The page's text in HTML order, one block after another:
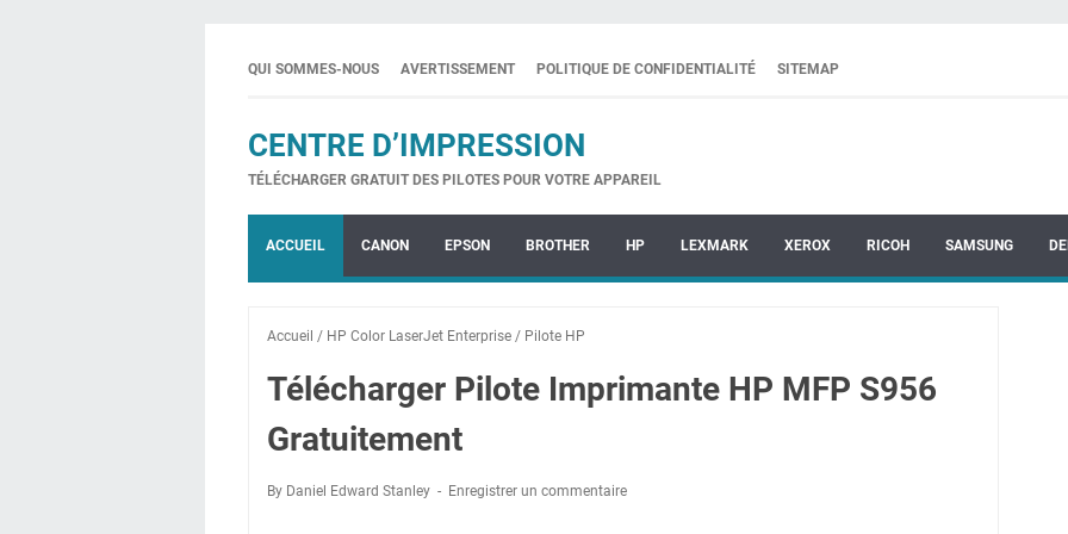
QUI SOMMES-NOUS AVERTISSEMENT POLITIQUE DE CONFIDENTIALITÉ SITEMAP
CENTRE D’IMPRESSION
TÉLÉCHARGER GRATUIT DES PILOTES POUR VOTRE APPAREIL
ACCUEIL CANON EPSON BROTHER HP LEXMARK XEROX RICOH SAMSUNG
Accueil / HP Color LaserJet Enterprise / Pilote HP
Télécharger Pilote Imprimante HP MFP S956
Gratuitement
By Daniel Edward Stanley Enregistrer un commentaire